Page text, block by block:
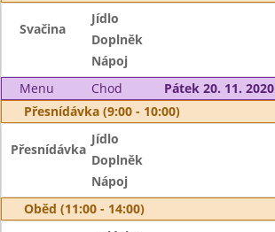
Svačina
Jídlo
Doplněk
Nápoj
Menu
Chod
Pátek 20. 11. 2020
Přesnídávka (9:00 - 10:00)
Přesnídávka
Jídlo
Doplněk
Nápoj
Oběd (11:00 - 14:00)